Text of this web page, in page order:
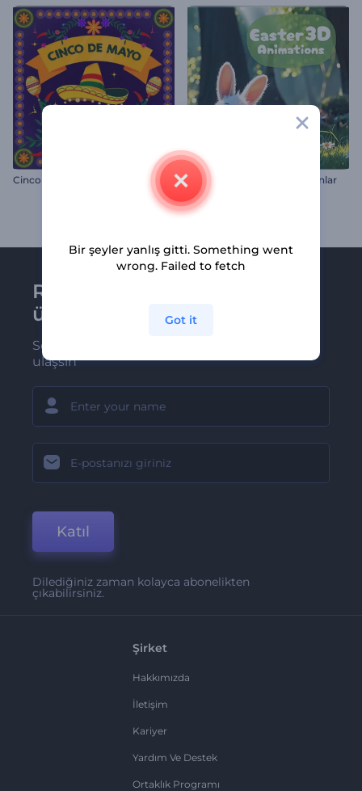
Cinco de Mayo Tebrik Videoları Paskalya İçin 3D Animasyonlar
Renderforest bültenine
üye olun
Son haber ve tekliflerimiz ilk olarak size
ulaşsın
Katıl
Dilediğiniz zaman kolayca abonelikten
çıkabilirsiniz.
Şirket
Hakkımızda
İletişim
Kariyer
Yardım Ve Destek
Ortaklık Programı
Bir şeyler yanlış gitti. Something went
wrong. Failed to fetch
Got it